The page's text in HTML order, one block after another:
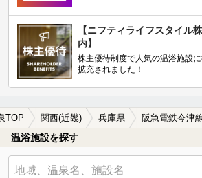
【ニフティライフスタイル
内】
株主優待制度で人気の温浴施設
拡充されました！
TOP 関西(近畿) 兵庫県 阪急電鉄今津
温浴施設を探す